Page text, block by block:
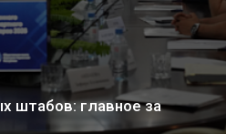
штабов: главное за